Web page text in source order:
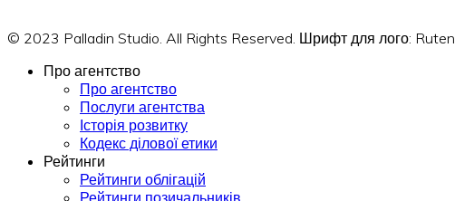
© 2023 Palladin Studio. All Rights Reserved. Шрифт для лого:
Про агентство
Про агентство
Послуги агентства
Історія розвитку
Кодекс ділової етики
Рейтинги
Рейтинги облігацій
Рейтинги позичальників